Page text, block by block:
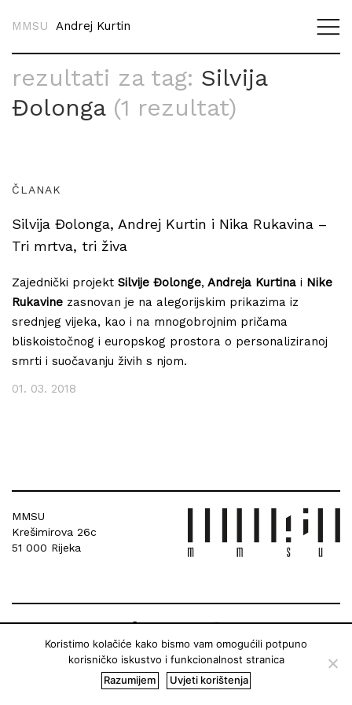
MMSU Andrej Kurtin
rezultati za tag: Silvija
Đolonga (1 rezultat)
ČLANAK
Silvija Đolonga, Andrej Kurtin i Nika Rukavina –
Tri mrtva, tri živa
Zajednički projekt Silvije Đolonge, Andreja Kurtina i Nike
Rukavine zasnovan je na alegorijskim prikazima iz
srednjeg vijeka, kao i na mnogobrojnim pričama
bliskoistočnog i europskog prostora o personaliziranoj
smrti i suočavanju živih s njom.
01. 03. 2018
MMSU
Krešimirova 26c
51 000 Rijeka
Koristimo kolačiće kako bismo vam omogućili potpuno
korisničko iskustvo i funkcionalnost stranica
Razumijem
Uvjeti korištenja